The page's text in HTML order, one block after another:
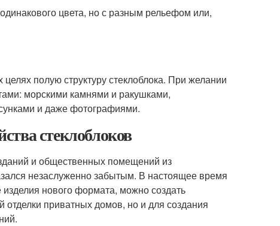
цвета, но с разным рельефом или,
полую структуру стеклоблока. При желании
морскими камнями и ракушками,
и даже фотографиями.
стеклоблоков
и общественных помещений из
незаслуженно забытым. В настоящее время
нового формата, можно создать
приватных домов, но и для создания